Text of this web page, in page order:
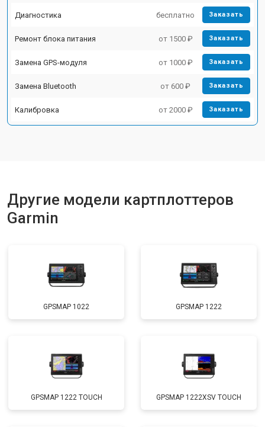
Диагностика бесплатно Заказать
Ремонт блока питания от 1500 ₽ Заказать
Замена GPS-модуля от 1000 ₽ Заказать
Замена Bluetooth от 600 ₽ Заказать
Калибровка от 2000 ₽ Заказать
Другие модели картплоттеров
Garmin
GPSMAP 1022 GPSMAP 1222
GPSMAP 1222 TOUCH GPSMAP 1222XSV TOUCH